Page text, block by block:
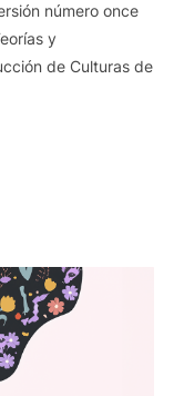
número once
y
de Culturas de